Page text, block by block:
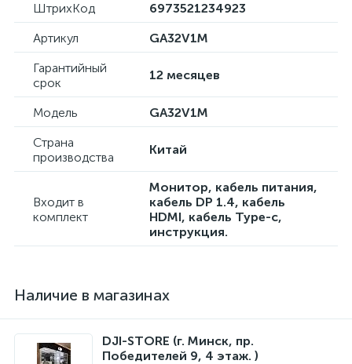
ШтрихКод
6973521234923
Артикул
GA32V1M
Гарантийный
срок
12 месяцев
Модель
GA32V1M
Страна
производства
Китай
Входит в
комплект
Монитор, кабель питания,
кабель DP 1.4, кабель
HDMI, кабель Type-c,
инструкция.
Наличие в магазинах
DJI-STORE (г. Минск, пр.
Победителей 9, 4 этаж. )